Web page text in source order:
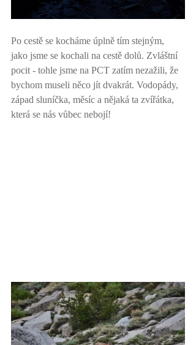
Po cestě se kocháme úplně tím stejným,
jako jsme se kochali na cestě dolů. Zvláštní
pocit - tohle jsme na PCT zatím nezažili, že
bychom museli něco jít dvakrát. Vodopády,
západ sluníčka, měsíc a nějaká ta zvířátka,
která se nás vůbec nebojí!